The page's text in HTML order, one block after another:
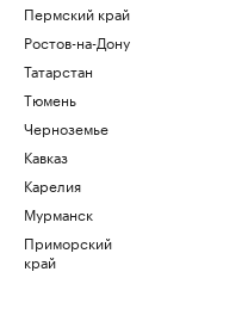
Пермский край
Ростов-на-Дону
Татарстан
Тюмень
Черноземье
Кавказ
Карелия
Мурманск
Приморский
край